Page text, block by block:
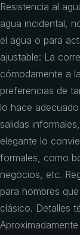
Resistencia al
agua incidental,
el agua o para
ajustable: La
cómodamente a
preferencias de
lo hace
salidas
elegante lo
formales, como
negocios, etc.
para hombres
clásico. Detalles